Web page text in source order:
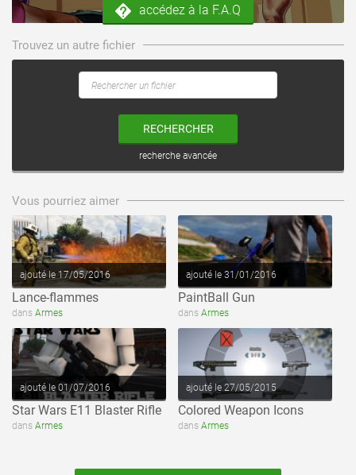
accédez à la F.A.Q
Trouvez un autre fichier
RECHERCHER
recherche avancée
Vous pourriez aimer
ajouté le 17/05/2016
Lance-flammes
dans Armes
ajouté le 31/01/2016
PaintBall Gun
dans Armes
voir ce fichier
ajouté le 01/07/2016
Star Wars E11 Blaster Rifle
dans Armes
voir ce fichier
ajouté le 27/05/2015
Colored Weapon Icons
dans Armes